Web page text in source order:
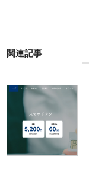
関連記事